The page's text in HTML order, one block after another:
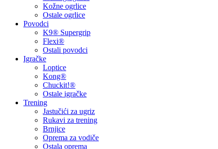
Kožne ogrlice
Ostale ogrlice
Povodci
K9® Supergrip
Flexi®
Ostali povodci
Igračke
Loptice
Kong®
Chuckit!®
Ostale igračke
Trening
Jastučići za ugriz
Rukavi za trening
Brnjice
Oprema za vodiče
Ostala oprema